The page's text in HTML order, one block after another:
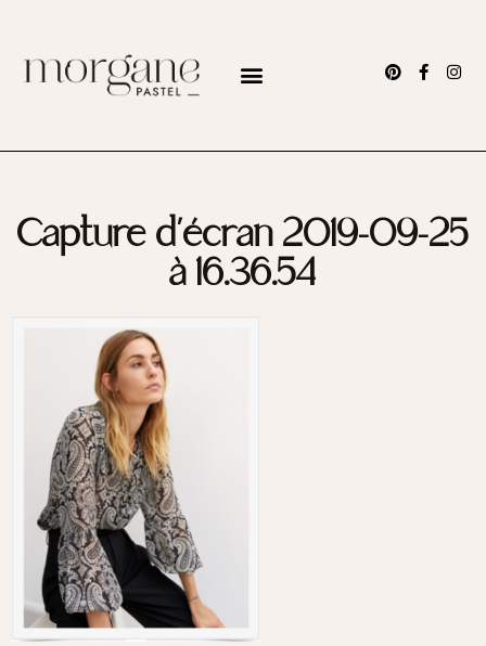
Capture d’écran 2019-09-25
à 16.36.54